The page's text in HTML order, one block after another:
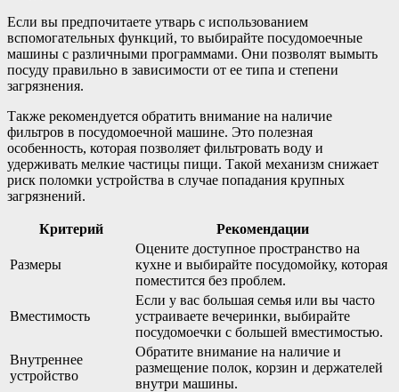
Если вы предпочитаете утварь с использованием
вспомогательных функций, то выбирайте посудомоечные
машины с различными программами. Они позволят вымыть
посуду правильно в зависимости от ее типа и степени
загрязнения.
Также рекомендуется обратить внимание на наличие
фильтров в посудомоечной машине. Это полезная
особенность, которая позволяет фильтровать воду и
удерживать мелкие частицы пищи. Такой механизм снижает
риск поломки устройства в случае попадания крупных
загрязнений.
Критерий Рекомендации
Размеры
Оцените доступное пространство на
кухне и выбирайте посудомойку, которая
поместится без проблем.
Вместимость
Если у вас большая семья или вы часто
устраиваете вечеринки, выбирайте
посудомоечки с большей вместимостью.
Внутреннее
устройство
Обратите внимание на наличие и
размещение полок, корзин и держателей
внутри машины.